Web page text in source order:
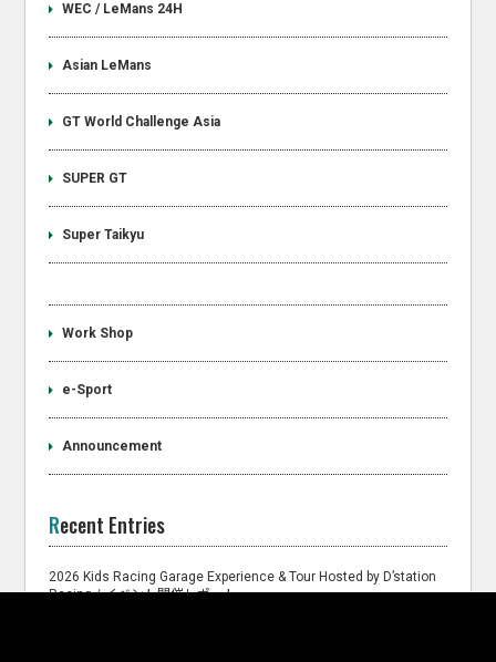
WEC / LeMans 24H
Asian LeMans
GT World Challenge Asia
SUPER GT
Super Taikyu
Work Shop
e-Sport
Announcement
Recent Entries
2026 Kids Racing Garage Experience & Tour Hosted by D’station
Racing / イベント開催レポート